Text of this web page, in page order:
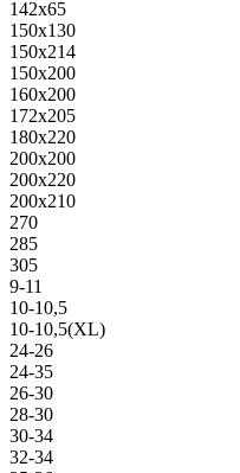
142х65
150х130
150х214
150х200
160х200
172х205
180х220
200х200
200х220
200х210
270
285
305
9-11
10-10,5
10-10,5(XL)
24-26
24-35
26-30
28-30
30-34
32-34